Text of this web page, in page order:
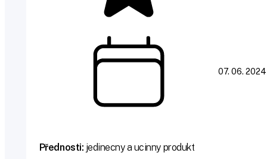
07. 06. 2024
Přednosti: jedinecny a ucinny produkt